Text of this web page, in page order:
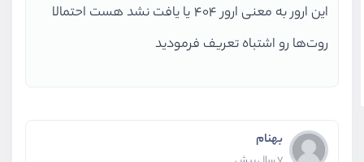
این ارور به معنی ارور 404 یا یافت نشد هست احتمالا
روت‌ها رو اشتباه تعریف فرمودید
بهنام